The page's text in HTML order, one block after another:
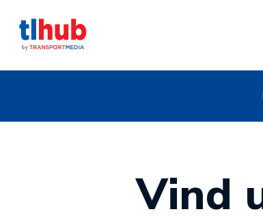
Vind